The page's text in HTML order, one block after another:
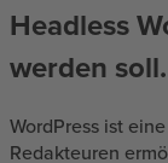
Headless
werden soll.
WordPress ist
Redakteuren